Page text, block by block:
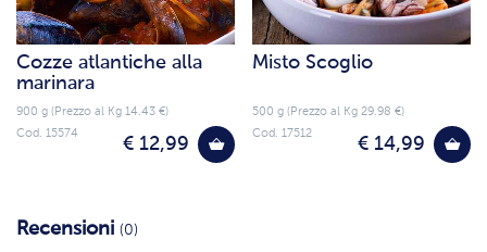
Cozze atlantiche alla
marinara
900 g (Prezzo al Kg 14.43 €)
€ 12,99
Cod. 15574
Misto Scoglio
500 g (Prezzo al Kg 29.98 €)
€ 14,99
Cod. 17512
Recensioni (0)